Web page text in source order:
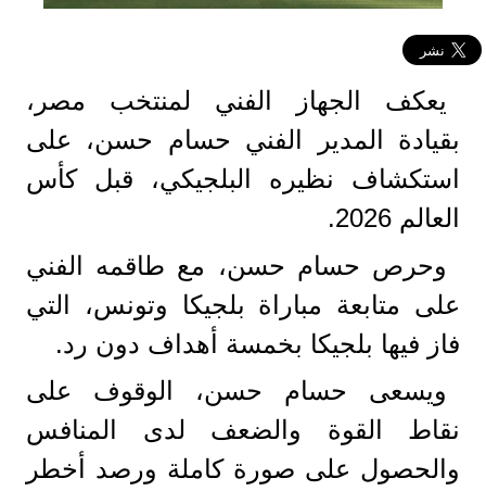
يعكف الجهاز الفني لمنتخب مصر،
بقيادة المدير الفني حسام حسن، على
استكشاف نظيره البلجيكي، قبل كأس
العالم 2026.
وحرص حسام حسن، مع طاقمه الفني
على متابعة مباراة بلجيكا وتونس، التي
فاز فيها بلجيكا بخمسة أهداف دون رد.
ويسعى حسام حسن، الوقوف على
نقاط القوة والضعف لدى المنافس
والحصول على صورة كاملة ورصد أخطر